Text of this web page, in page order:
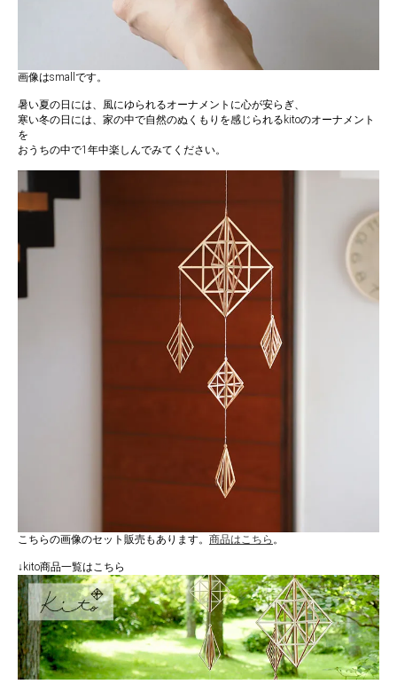
画像はsmallです。
暑い夏の日には、風にゆられるオーナメントに心が安らぎ、
寒い冬の日には、家の中で自然のぬくもりを感じられるkitoのオーナメント
を
おうちの中で1年中楽しんでみてください。
こちらの画像のセット販売もあります。 商品はこちら 。
↓kito商品一覧はこちら